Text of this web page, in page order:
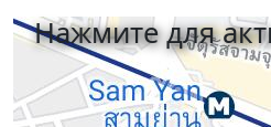
Нажмите для